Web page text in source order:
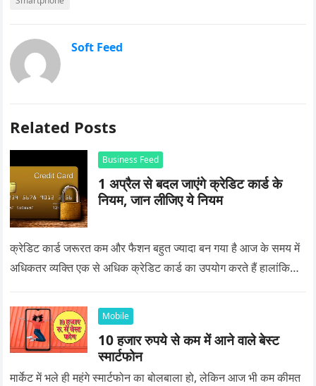
Soft Feed
Related Posts
Business Feed
1 अप्रैल से बदल जाएंगे क्रेडिट कार्ड के
नियम, जान लीजिए ये नियम
क्रेडिट कार्ड जरूरत कम और फैशन बहुत ज्यादा बन गया है आज के समय में
अधिकतर व्यक्ति एक से अधिक क्रेडिट कार्ड का उपयोग करते हैं हालांकि…
Mobile
10 हजार रुपये से कम में आने वाले बेस्ट
स्मार्टफोन
मार्केट में भले ही महंगे स्मार्टफोन का बोलबाला हो, लेकिन आज भी कम कीमत